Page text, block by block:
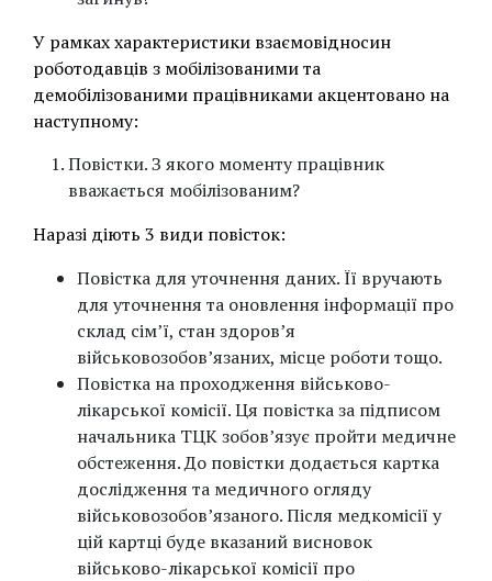
У рамках характеристики взаємовідносин
роботодавців з мобілізованими та
демобілізованими працівниками акцентовано на
наступному:
Повістки. З якого моменту працівник
вважається мобілізованим?
Наразі діють 3 види повісток:
Повістка для уточнення даних. Її вручають
для уточнення та оновлення інформації про
склад сім’ї, стан здоров’я
військовозобов’язаних, місце роботи тощо.
Повістка на проходження військово-
лікарської комісії. Ця повістка за підписом
начальника ТЦК зобов’язує пройти медичне
обстеження. До повістки додається картка
дослідження та медичного огляду
військовозобов’язаного. Після медкомісії у
цій картці буде вказаний висновок
військово-лікарської комісії про